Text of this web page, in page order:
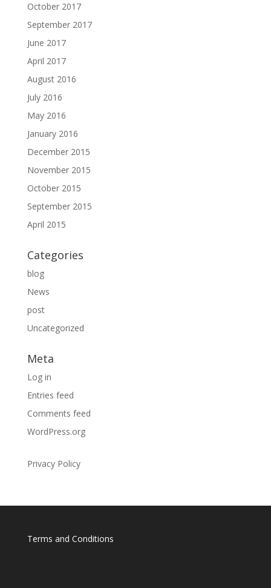
October 2017
September 2017
June 2017
April 2017
August 2016
July 2016
May 2016
January 2016
December 2015
November 2015
October 2015
September 2015
April 2015
Categories
blog
News
post
Uncategorized
Meta
Log in
Entries feed
Comments feed
WordPress.org
Privacy Policy
Terms and Conditions